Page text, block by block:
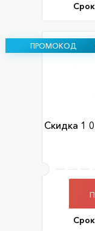
ПРОМОКОД
Скидка 1